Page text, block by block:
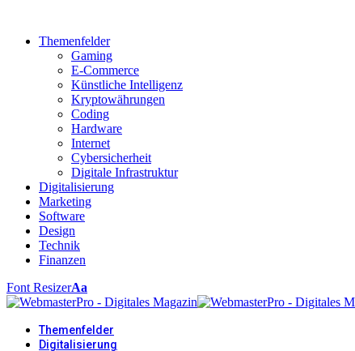
Themenfelder
Gaming
E-Commerce
Künstliche Intelligenz
Kryptowährungen
Coding
Hardware
Internet
Cybersicherheit
Digitale Infrastruktur
Digitalisierung
Marketing
Software
Design
Technik
Finanzen
Font ResizerAa
Themenfelder
Digitalisierung